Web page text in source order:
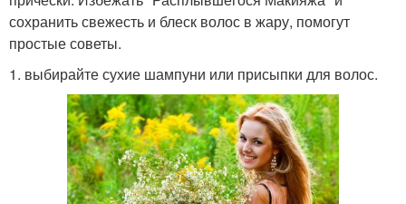
сохранить свежесть и блеск волос в жару, помогут
простые советы.
1. выбирайте сухие шампуни или присыпки для волос.